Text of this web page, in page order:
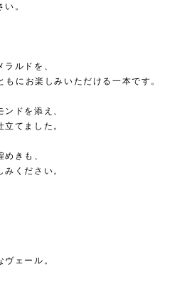
。
ルドを、
にお楽しみいただける一本です。
ドを添え、
てました。
きも、
ください。
ェール。